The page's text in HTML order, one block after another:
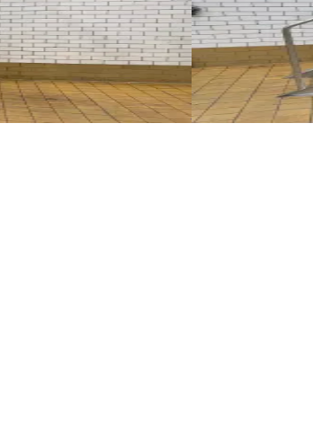
stopnia: 130 cm.
ID NR3271
230 x 90 x 240
Platforma ze
Szczegóły
Poproś